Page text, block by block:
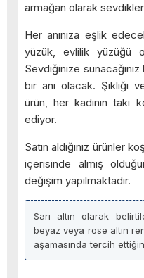
armağan olarak
Her anınıza eşlik
yüzük, evlilik yüzüğü
Sevdiğinize
bir anı olacak.
ürün, her kadının takı
ediyor.
Satın aldığınız ürünler
içerisinde almış
değişim yapılmaktadır.
Sarı altın olarak
beyaz veya rose altın
aşamasında tercih